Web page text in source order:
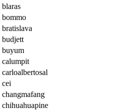
blaras
bommo
bratislava
budjett
buyum
calumpit
carloalbertosal
cei
changmafang
chihuahuapine